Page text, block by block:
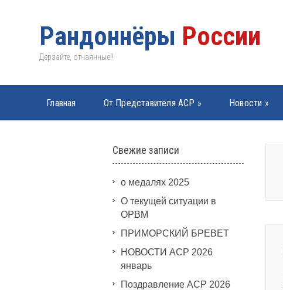
Рандоннёры России
Дерзайте, отчаянные!!
Главная От Представителя АСР » Новости »
Свежие записи
о медалях 2025
О текущей ситуации в
ОРВМ
ПРИМОРСКИЙ БРЕВЕТ
НОВОСТИ АСР 2026
январь
Поздравление АСР 2026